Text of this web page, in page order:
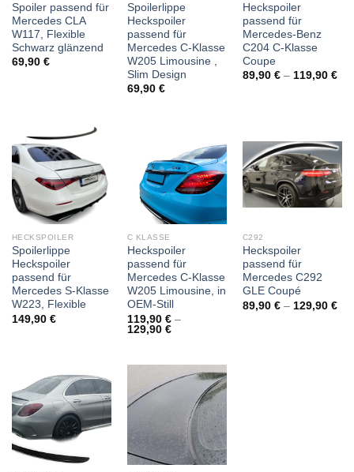
Spoiler passend für
Mercedes CLA
W117, Flexible
Schwarz glänzend
69,90 €
Spoilerlippe
Heckspoiler
passend für
Mercedes C-Klasse
W205 Limousine ,
Slim Design
69,90 €
Heckspoiler
passend für
Mercedes-Benz
C204 C-Klasse
Coupe
89,90 €– 119,90 €
HECKSPOILER
Spoilerlippe
Heckspoiler
passend für
Mercedes S-Klasse
W223, Flexible
149,90 €
C KLASSE
Heckspoiler
passend für
Mercedes C-Klasse
W205 Limousine, in
OEM-Still
119,90 €–
129,90 €
C292
Heckspoiler
passend für
Mercedes C292
GLE Coupé
89,90 €– 129,90 €